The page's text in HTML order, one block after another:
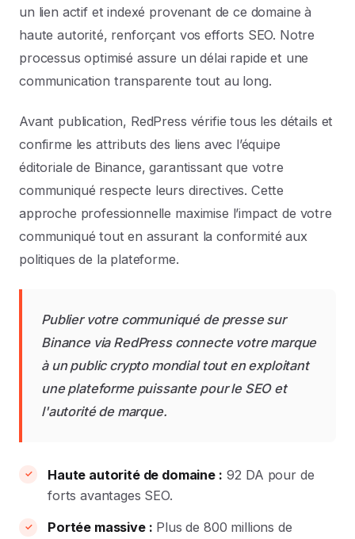
un lien actif et indexé provenant de ce domaine à
haute autorité, renforçant vos efforts SEO. Notre
processus optimisé assure un délai rapide et une
communication transparente tout au long.
Avant publication, RedPress vérifie tous les détails et
confirme les attributs des liens avec l’équipe
éditoriale de Binance, garantissant que votre
communiqué respecte leurs directives. Cette
approche professionnelle maximise l’impact de votre
communiqué tout en assurant la conformité aux
politiques de la plateforme.
Publier votre communiqué de presse sur
Binance via RedPress connecte votre marque
à un public crypto mondial tout en exploitant
une plateforme puissante pour le SEO et
l'autorité de marque.
Haute autorité de domaine : 92 DA pour de
forts avantages SEO.
Portée massive : Plus de 800 millions de